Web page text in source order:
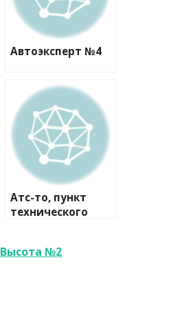
Автоэксперт №4
Атс-то, пункт
технического
Высота №2